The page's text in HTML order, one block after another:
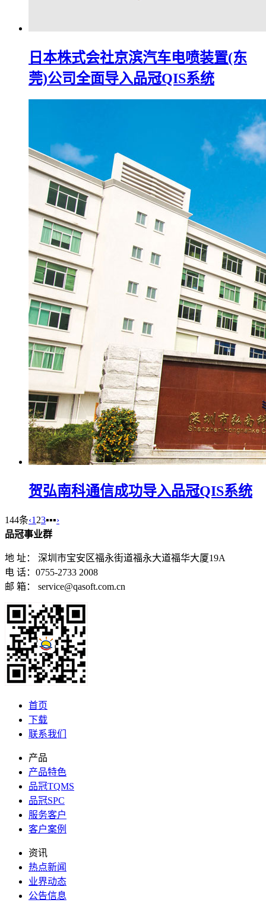
日本株式会社京滨汽车电喷装置(东
莞)公司全面导入品冠QIS系统
贺弘南科通信成功导入品冠QIS系统
144条‹1 23▪▪▪›
品冠事业群
地 址： 深圳市宝安区福永街道福永大道福华大厦19A
电 话：0755-2733 2008
邮 箱： service@qasoft.com.cn
首页
下载
联系我们
产品
产品特色
品冠TQMS
品冠SPC
服务客户
客户案例
资讯
热点新闻
业界动态
公告信息